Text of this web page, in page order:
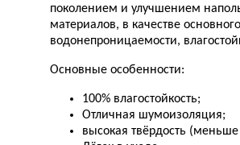
поколением и улучшением
материалов, в качестве
водонепроницаемости,
Основные особенности:
100% влагостойкость;
Отличная шумоизоляция;
высокая твёрдость